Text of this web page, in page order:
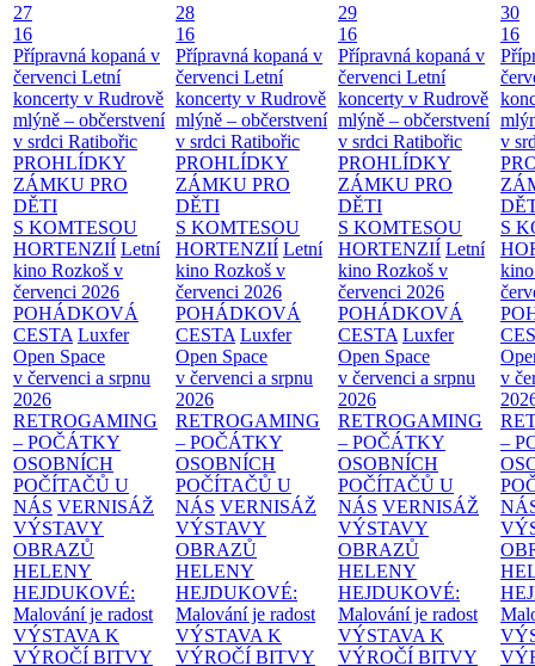
27
16
Přípravná kopaná v
červenci Letní
koncerty v Rudrově
mlýně – občerstvení
v srdci Ratibořic
PROHLÍDKY
ZÁMKU PRO
DĚTI
S KOMTESOU
HORTENZIÍ Letní
kino Rozkoš v
červenci 2026
POHÁDKOVÁ
CESTA Luxfer
Open Space
v červenci a srpnu
2026
RETROGAMING
– POČÁTKY
OSOBNÍCH
POČÍTAČŮ U
NÁS VERNISÁŽ
VÝSTAVY
OBRAZŮ
HELENY
HEJDUKOVÉ:
Malování je radost
VÝSTAVA K
VÝROČÍ BITVY
28
16
Přípravná kopaná v
červenci Letní
koncerty v Rudrově
mlýně – občerstvení
v srdci Ratibořic
PROHLÍDKY
ZÁMKU PRO
DĚTI
S KOMTESOU
HORTENZIÍ Letní
kino Rozkoš v
červenci 2026
POHÁDKOVÁ
CESTA Luxfer
Open Space
v červenci a srpnu
2026
RETROGAMING
– POČÁTKY
OSOBNÍCH
POČÍTAČŮ U
NÁS VERNISÁŽ
VÝSTAVY
OBRAZŮ
HELENY
HEJDUKOVÉ:
Malování je radost
VÝSTAVA K
VÝROČÍ BITVY
29
16
Přípravná kopaná v
červenci Letní
koncerty v Rudrově
mlýně – občerstvení
v srdci Ratibořic
PROHLÍDKY
ZÁMKU PRO
DĚTI
S KOMTESOU
HORTENZIÍ Letní
kino Rozkoš v
červenci 2026
POHÁDKOVÁ
CESTA Luxfer
Open Space
v červenci a srpnu
2026
RETROGAMING
– POČÁTKY
OSOBNÍCH
POČÍTAČŮ U
NÁS VERNISÁŽ
VÝSTAVY
OBRAZŮ
HELENY
HEJDUKOVÉ:
Malování je radost
VÝSTAVA K
VÝROČÍ BITVY
30
16
v
S
v
–